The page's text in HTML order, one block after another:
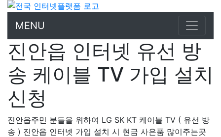
MENU
진안읍 인터넷 유선 방
송 케이블 TV 가입 설치
신청
진안읍주민 분들을 위하여 LG SK KT 케이블 TV ( 유선 방
송 ) 진안읍 인터넷 가입 설치 시 현금 사은품 많이주는곳